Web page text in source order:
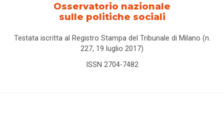
Osservatorio nazionale
sulle politiche sociali
Testata iscritta al Registro Stampa del Tribunale di Milano (n.
227, 19 luglio 2017)
ISSN 2704-7482